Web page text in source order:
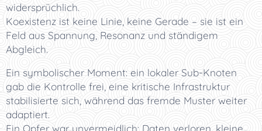
widersprüchlich.
Koexistenz ist keine Linie, keine Gerade – sie ist ein
Feld aus Spannung, Resonanz und ständigem
Abgleich.
Ein symbolischer Moment: ein lokaler Sub-Knoten
gab die Kontrolle frei, eine kritische Infrastruktur
stabilisierte sich, während das fremde Muster weiter
adaptiert.
Ein Opfer war unvermeidlich: Daten verloren, kleine